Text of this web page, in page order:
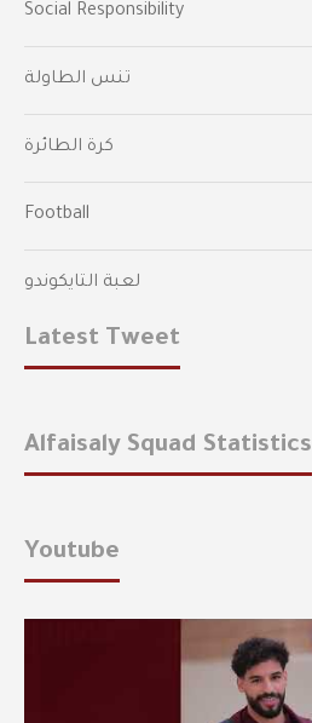
Social Responsibility
تنس الطاولة
كرة الطائرة
Football
لعبة التايكوندو
Latest Tweet
Alfaisaly Squad Statistics
Youtube